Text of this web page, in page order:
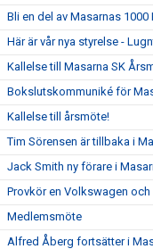
Bli en del av Masarnas 1000
Här är vår nya styrelse -
Kallelse till Masarna SK
Bokslutskommuniké för
Kallelse till årsmöte!
Tim Sörensen är tillbaka i
Jack Smith ny förare i
Provkör en Volkswagen
Medlemsmöte
Alfred Åberg fortsätter i